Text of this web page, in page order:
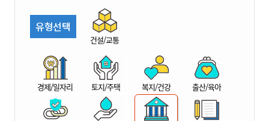
시
산
유형선택
건설/교통
경제/일자리 토지/주택 복지/건강 출산/육아